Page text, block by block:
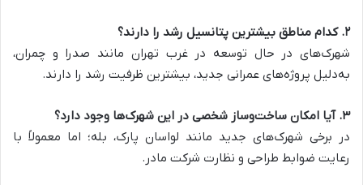
۲.کدام مناطق بیشترین پتانسیل رشد را دارند؟
شهرک‌های در حال توسعه در غرب تهران مانند صدرا و چمران،
به‌دلیل پروژه‌های عمرانی جدید، بیشترین ظرفیت رشد را دارند.
۳.آیا امکان ساخت‌وساز شخصی در این شهرک‌ها وجود دارد؟
در برخی شهرک‌های جدید مانند لواسان پارک، بله؛ اما معمولاً با
رعایت ضوابط طراحی و نظارت شرکت مادر.